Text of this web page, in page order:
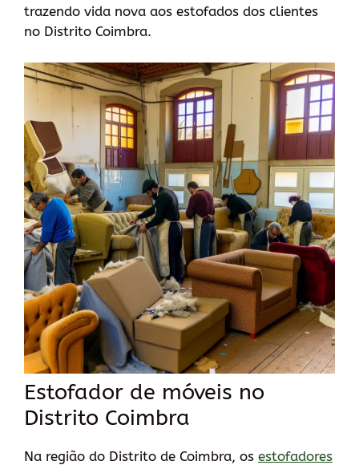
trazendo vida nova aos estofados dos clientes
no Distrito Coimbra.
Estofador de móveis no
Distrito Coimbra
Na região do Distrito de Coimbra, os estofadores